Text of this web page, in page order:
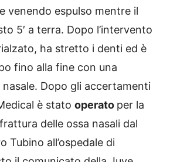
venendo espulso mentre il
5′ a terra. Dopo l’intervento
ha stretto i denti ed è
fino alla fine con una
Dopo gli accertamenti
è stato operato per la
delle ossa nasali dal
Tubino all’ospedale di